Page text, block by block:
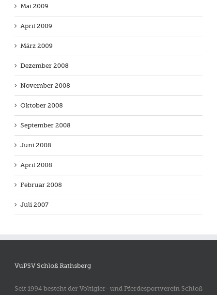
Mai 2009
April 2009
März 2009
Dezember 2008
November 2008
Oktober 2008
September 2008
Juni 2008
April 2008
Februar 2008
Juli 2007
VuPSV Schloß Rathsberg
Seit 1994 besteht der Voltigier- und Pferdesportverein Schloß